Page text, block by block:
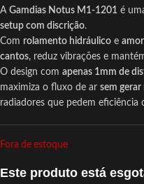
A Gamdias Notus M1-1201 é
setup com discrição.
Com rolamento hidráulico e
cantos, reduz vibrações e
O design com apenas 1mm de
maximiza o fluxo de ar sem
radiadores que pedem eficiência
Fora de estoque
Este produto está